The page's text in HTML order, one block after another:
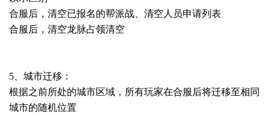
合服后，清空已报名的帮派战、清空人员申请列表
合服后，清空龙脉占领清空
5、城市迁移：
根据之前所处的城市区域，所有玩家在合服后将迁移至相同
城市的随机位置